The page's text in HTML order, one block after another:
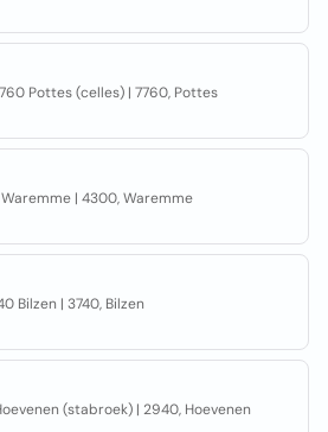
Pottes (celles) | 7760, Pottes
| 4300, Waremme
Bilzen | 3740, Bilzen
(stabroek) | 2940, Hoevenen